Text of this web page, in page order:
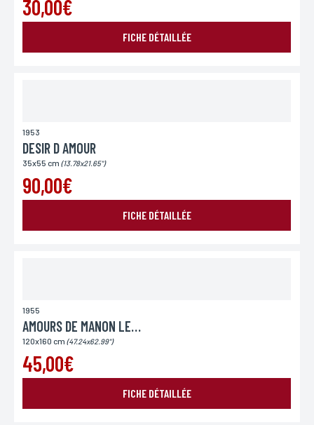
L’Incartade - 51 rue Basse, 59800 Lille.
30,00€
FICHE DÉTAILLÉE
1953
DESIR D AMOUR
35x55 cm (13.78x21.65")
90,00€
FICHE DÉTAILLÉE
1955
AMOURS DE MANON LESCAUT (LES)
120x160 cm (47.24x62.99")
45,00€
FICHE DÉTAILLÉE